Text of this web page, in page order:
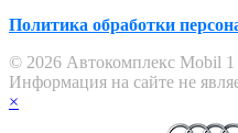
Политика обработки
© 2026 Автокомплекс Mobil 1
Информация на сайте не
×